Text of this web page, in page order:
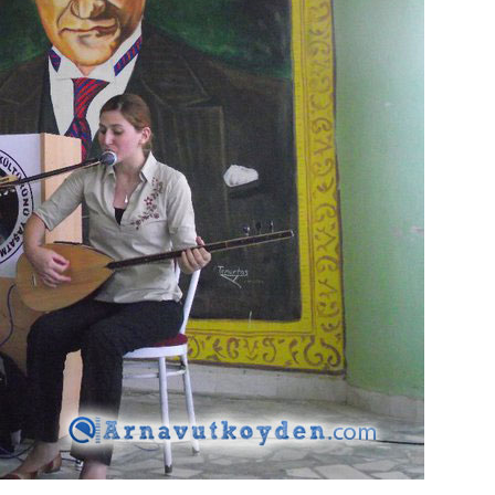
Taşoluk’ta seyir
halindeki
otomobil alev
alev yandı.